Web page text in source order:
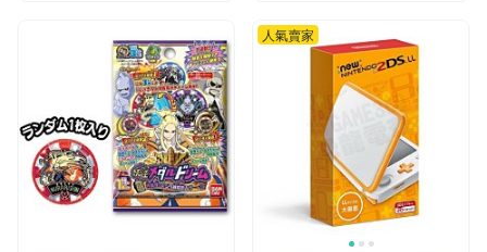
人氣賣家